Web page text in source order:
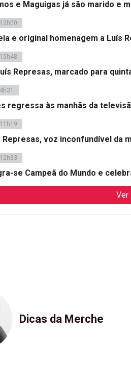
e Maguigas já são marido e
12h00
e original homenagem a Luís
15h48
Represas, marcado para
regressa às manhãs da
11h19
voz inconfundível da
12h33
se Campeã do Mundo e
Ver
Dicas da Merche